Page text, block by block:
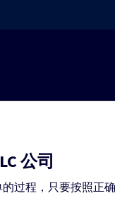
公司
过程，只要按照